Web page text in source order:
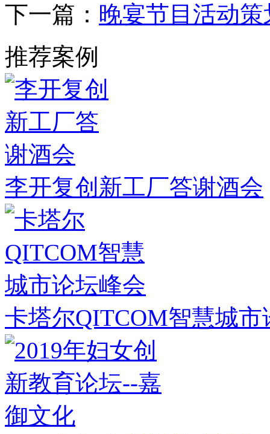
下一篇： 晚宴节目活动
推荐案例
李开复创新工厂答谢酒会
卡塔尔QITCOM智慧城市